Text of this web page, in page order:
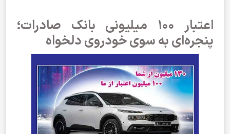
اعتبار ۱۰۰ میلیونی بانک صادرات؛
پنجره‌ای به سوی خودروی دلخواه